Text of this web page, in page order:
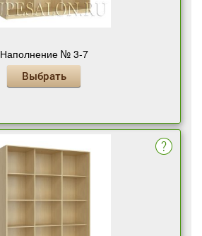
Наполнение № 3-7
Выбрать